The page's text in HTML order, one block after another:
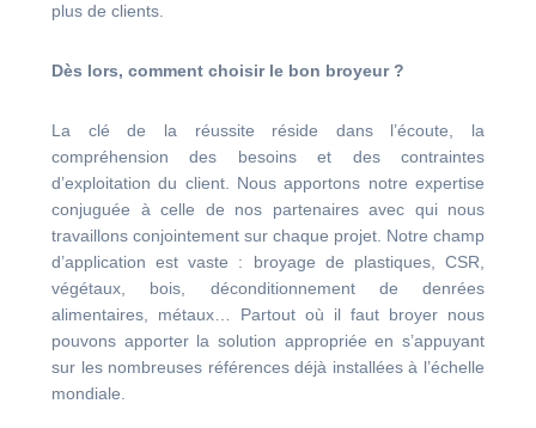
plus de clients.
Dès lors, comment choisir le bon broyeur ?
La clé de la réussite réside dans l’écoute, la
compréhension des besoins
et des contraintes
d’exploitation du client. Nous apportons notre expertise
conjuguée à celle de nos partenaires avec qui nous
travaillons conjointement sur chaque projet. Notre champ
d’application est vaste : broyage de plastiques, CSR,
végétaux, bois, déconditionnement de denrées
alimentaires, métaux… Partout où il faut broyer nous
pouvons apporter la solution appropriée en s’appuyant
sur les nombreuses références déjà installées à l’échelle
mondiale.